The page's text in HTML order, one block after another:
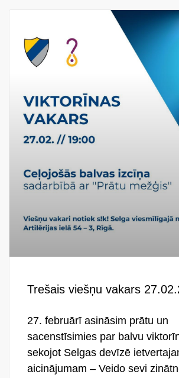
Trešais viešņu vakars
27. februārī asināsim prātu un
sacenstīsimies par balvu
sekojot Selgas devīzē
aicinājumam – Veido sevi